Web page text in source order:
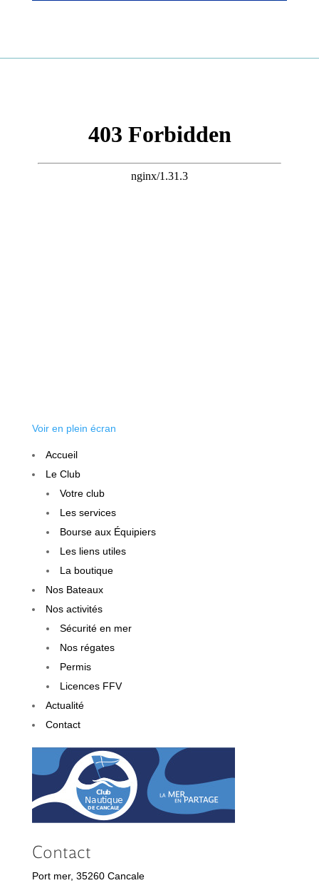
Voir en plein écran
Accueil
Le Club
Votre club
Les services
Bourse aux Équipiers
Les liens utiles
La boutique
Nos Bateaux
Nos activités
Sécurité en mer
Nos régates
Permis
Licences FFV
Actualité
Contact
Contact
Port mer, 35260 Cancale